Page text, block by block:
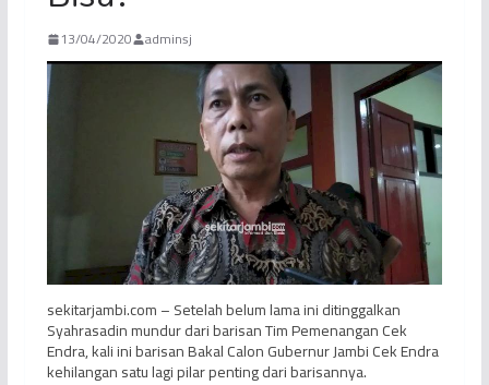
13/04/2020 adminsj
sekitarjambi.com – Setelah belum lama ini ditinggalkan
Syahrasadin mundur dari barisan Tim Pemenangan Cek
Endra, kali ini barisan Bakal Calon Gubernur Jambi Cek Endra
kehilangan satu lagi pilar penting dari barisannya.